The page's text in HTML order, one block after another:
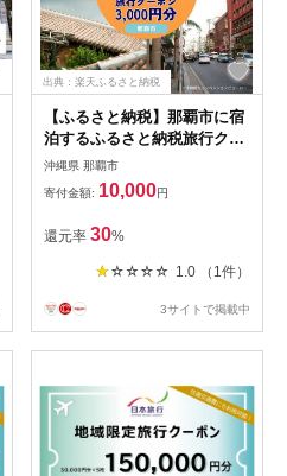
出典：楽天ふるさと納税
【ふるさと納税】那覇市に宿
泊するふるさと納税旅行クー
ポン【3,000円】 | 沖縄 那覇
市 宿泊券 旅行 トラベル 宿
泊 人気 チケット 観光
沖縄県 那覇市
寄付金額: 10,000円
還元率 30%
1.0 （1件）
3サイトで掲載中